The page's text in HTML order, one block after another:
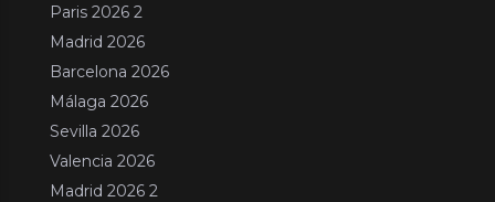
Paris 2026 2
Madrid 2026
Barcelona 2026
Málaga 2026
Sevilla 2026
Valencia 2026
Madrid 2026 2